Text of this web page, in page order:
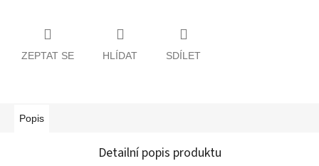
ZEPTAT SE HLÍDAT SDÍLET
Popis
Detailní popis produktu